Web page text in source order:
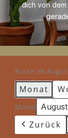
dich von
Kurse im
Monat
Monat
Zurück